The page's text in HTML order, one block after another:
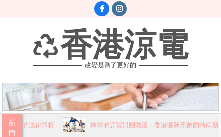
香港涼電
改變是爲了更好的
Primary
Navigation
熱
門
讀的法律解析 棒球衣訂製與團體服：香港團隊形象的時尚新篇章